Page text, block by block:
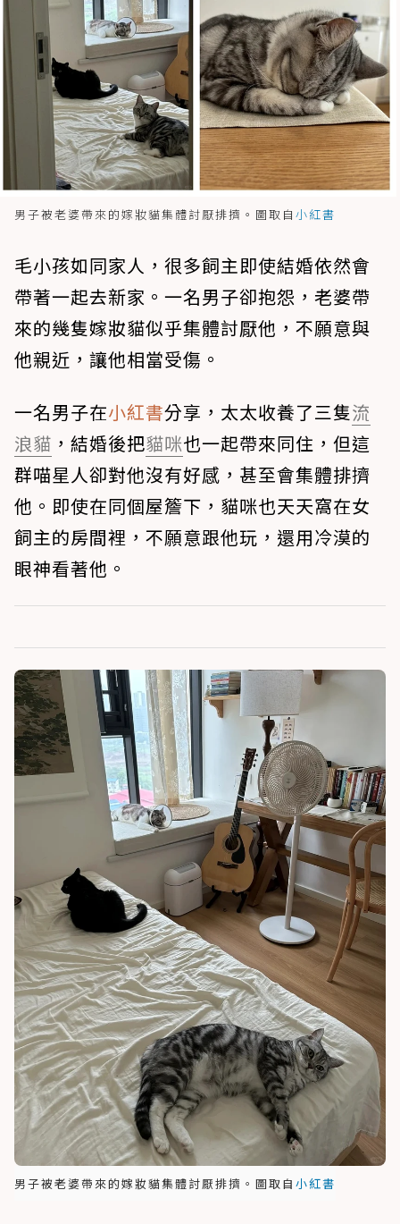
男子被老婆帶來的嫁妝貓集體討厭排擠。圖取自 小紅書
毛小孩如同家人，很多飼主即使結婚依然會
帶著一起去新家。一名男子卻抱怨，老婆帶
來的幾隻嫁妝貓似乎集體討厭他，不願意與
他親近，讓他相當受傷。
一名男子在小紅書分享，太太收養了三隻流
浪貓 ，結婚後把貓咪也一起帶來同住，但這
群喵星人卻對他沒有好感，甚至會集體排擠
他。即使在同個屋簷下，貓咪也天天窩在女
飼主的房間裡，不願意跟他玩，還用冷漠的
眼神看著他。
男子被老婆帶來的嫁妝貓集體討厭排擠。圖取自 小紅書